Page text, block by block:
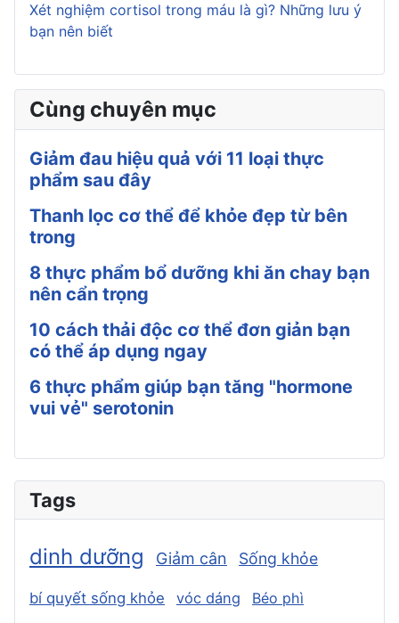
Xét nghiệm cortisol trong máu là gì? Những lưu ý
bạn nên biết
Cùng chuyên mục
Giảm đau hiệu quả với 11 loại thực
phẩm sau đây
Thanh lọc cơ thể để khỏe đẹp từ bên
trong
8 thực phẩm bổ dưỡng khi ăn chay bạn
nên cẩn trọng
10 cách thải độc cơ thể đơn giản bạn
có thể áp dụng ngay
6 thực phẩm giúp bạn tăng "hormone
vui vẻ" serotonin
Tags
dinh dưỡng Giảm cân Sống khỏe
bí quyết sống khỏe vóc dáng Béo phì